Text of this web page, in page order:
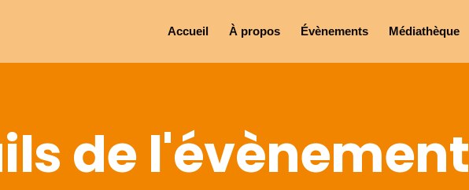
Accueil À propos Évènements Médiathèque
de l'évènement